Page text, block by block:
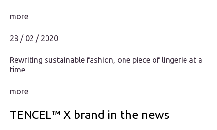
more
28 / 02 / 2020
Rewriting sustainable fashion, one piece of lingerie at a
time
more
TENCEL™ X brand in the news